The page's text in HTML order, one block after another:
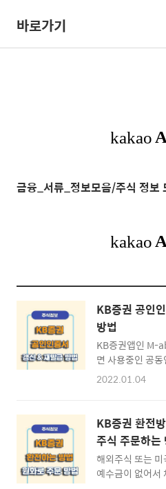
바로가기
금융_서류_정보모음/주식 정보
KB증권 공인
방법
KB증권앱인 M-
면 사용중인 공동
간 만료가 30일
증서를 재발급
인증서를 갱신하
홈페이지를 이용
M-able을 통한
폰을 이용하여
2022.01.04
KB증권 환전
주식 주문하는
해외주식 또는
예수금이 없어서